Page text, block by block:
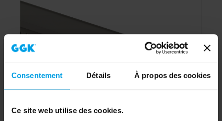
Consentement Détails À propos des cookies
Ce site web utilise des cookies.